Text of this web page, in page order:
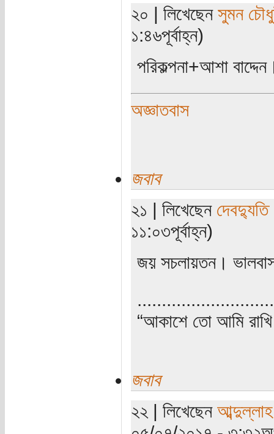
২০ | লিখেছেন সুমন
১:৪৬পূর্বাহ্ন)
পরিকল্পনা+আশা
অজ্ঞাতবাস
জবাব
২১ | লিখেছেন দেবদ্যুতি
১১:০৩পূর্বাহ্ন)
জয় সচলায়তন।
“আকাশে তো আমি রাখি
জবাব
২২ | লিখেছেন